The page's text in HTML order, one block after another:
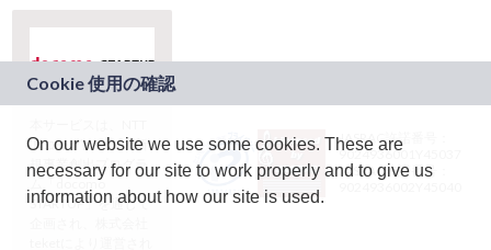
ドコモグループの新
規事業創出プログラ
ム「docomo
STARTUP」を通じて
JASRAC許諾番号：
9024936001Y45037
JASRAC許諾番号：
On our website we use some cookies. These are
necessary for our site to work properly and to give us
information about how our site is used.